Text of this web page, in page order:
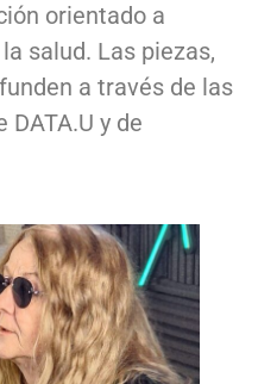
orientado a
salud. Las piezas,
a través de las
y de